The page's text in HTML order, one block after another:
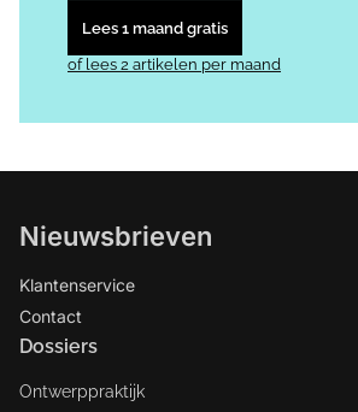
Lees 1 maand gratis
of lees 2 artikelen per maand
Nieuwsbrieven
Klantenservice
Contact
Dossiers
Ontwerppraktijk